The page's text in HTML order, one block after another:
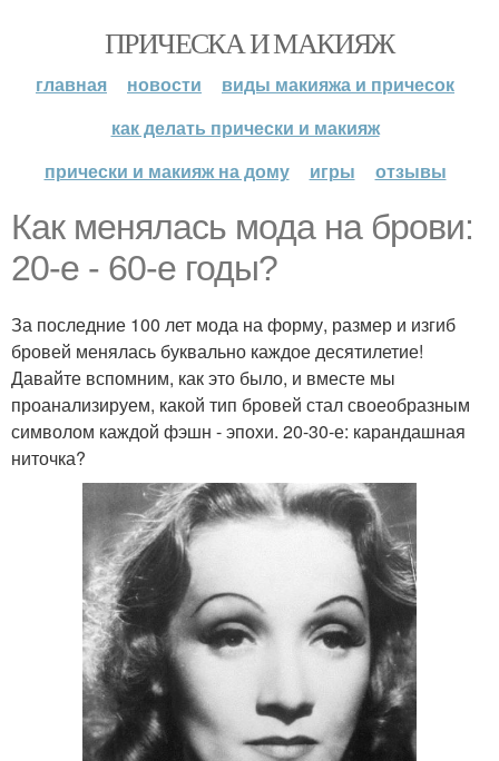
ПРИЧЕСКА И МАКИЯЖ
главная новости
виды макияжа и причесок
как делать прически и макияж
прически и макияж на дому
игры отзывы
Как менялась мода на брови:
20-е - 60-е годы?
За последние 100 лет мода на форму, размер и изгиб
бровей менялась буквально каждое десятилетие!
Давайте вспомним, как это было, и вместе мы
проанализируем, какой тип бровей стал своеобразным
символом каждой фэшн - эпохи. 20-30-е: карандашная
ниточка?